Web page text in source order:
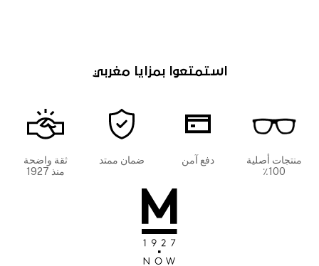
استمتعوا بمزايا مغربي
منتجات أصلية
100٪
دفع آمن ضمان ممتد
ثقة واضحة
منذ 1927